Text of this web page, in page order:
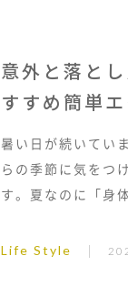
意外と落と
すすめ簡単
暑い日が続いてい
らの季節に気をつ
す。夏なのに「身
の効いた屋内で過
Life Style